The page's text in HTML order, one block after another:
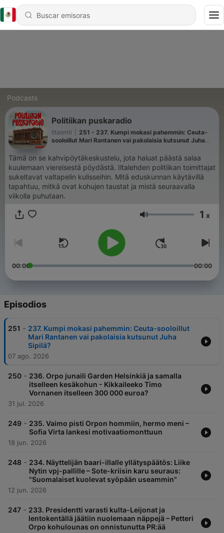
Podcasts
Politiikan puskaradio
Iltalehti
251 - 237. Kumpi mokasi pahemmin: Ceuta-
sooloillut Mari Rantanen vai pakolaisia kutsunut Juha
Tämä on se kahvipöytäkeskustelu, jota haluat päästä salaa
kuulemaan viereisestä pöydästä. Iltalehden politiikan toimittajat
sukeltavat valtapelin kulisseihin. Mitä eduskunnan käytävillä
tapahtuu, mitkä ovat kohujen taustat ja mistä seuraavalla
viikolla puhutaan.
Volumen 1 x
00:00 00:00
Episodios
251 - 237. Kumpi mokasi pahemmin: Ceuta-sooloillut
Mari Rantanen vai pakolaisia kutsunut Juha
Sipilä?
07 ago. 2026
250 - 236. Orpo junaili Garden Helsinkiä ja samalla
itselleen kesäkohun - Kikkaileeko Timo
Vornanen itselleen 300 000 euroa?
31 jul. 2026
249 - 235. Vaimo pisti Orpon hommiin, hermo meni –
Sofia Virta lankesi motivaatiomonttuun
18 jun. 2026
248 - 234. Näyttelijän baari-illalle yllätyspäätös: Liike
Nytin vpj-pallille – Sote-kriisin karu seuraus:
"Suomalaiset kuolevat syöpään useammin"
12 jun. 2026
247 - 233. Presidentti varasti kulta-Leijonat ja
lentokentällä jäätiin nuolemaan näppejä – Petteri
Orpo kohulounas on onnistunutta PR:ää